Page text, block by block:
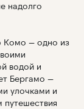
надолго
Комо — одно из
водой и
Бергамо —
улочками и